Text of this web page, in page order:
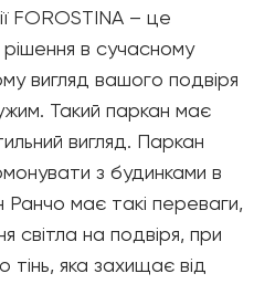
FOROSTINA – це
в сучасному
вигляд вашого подвіря
Такий паркан має
вигляд. Паркан
з будинками в
Ранчо має такі переваги,
світла на подвіря, при
яка захищає від